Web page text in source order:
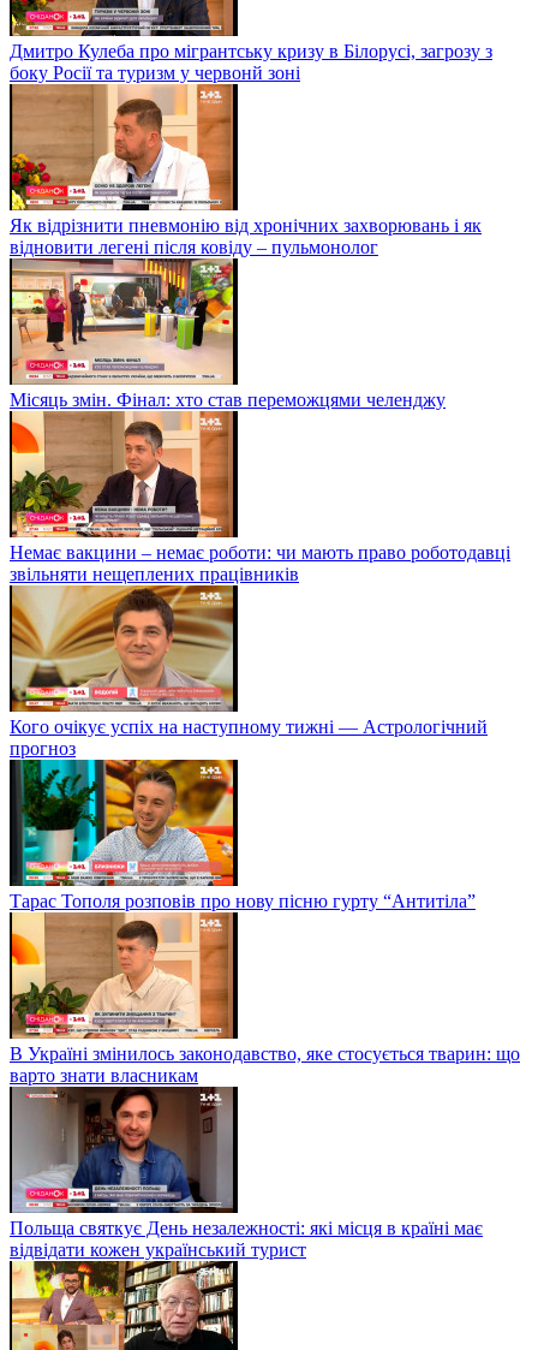
Дмитро Кулеба про мігрантську кризу в Білорусі, загрозу з
боку Росії та туризм у червонй зоні
Як відрізнити пневмонію від хронічних захворювань і як
відновити легені після ковіду – пульмонолог
Місяць змін. Фінал: хто став переможцями челенджу
Немає вакцини – немає роботи: чи мають право роботодавці
звільняти нещеплених працівників
Кого очікує успіх на наступному тижні — Астрологічний
прогноз
Тарас Тополя розповів про нову пісню гурту “Антитіла”
В Україні змінилось законодавство, яке стосується тварин: що
варто знати власникам
Польща святкує День незалежності: які місця в країні має
відвідати кожен український турист